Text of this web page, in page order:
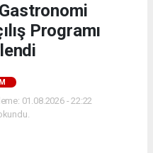
Programı
01.08.2026 - 22:22